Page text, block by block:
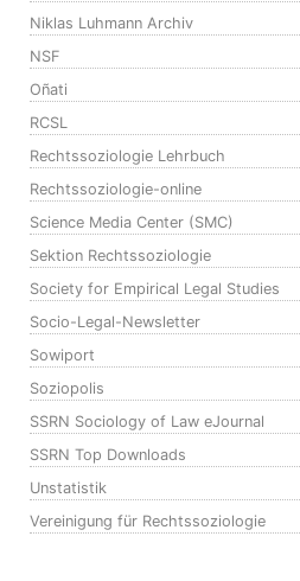
Niklas Luhmann Archiv
NSF
Oñati
RCSL
Rechtssoziologie Lehrbuch
Rechtssoziologie-online
Science Media Center (SMC)
Sektion Rechtssoziologie
Society for Empirical Legal Studies
Socio-Legal-Newsletter
Sowiport
Soziopolis
SSRN Sociology of Law eJournal
SSRN Top Downloads
Unstatistik
Vereinigung für Rechtssoziologie